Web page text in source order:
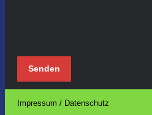
Impressum / Datenschutz